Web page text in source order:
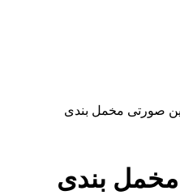
صورتی مخمل بندی
بندی